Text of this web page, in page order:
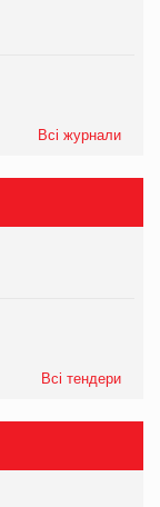
Всі журнали
Всі тендери